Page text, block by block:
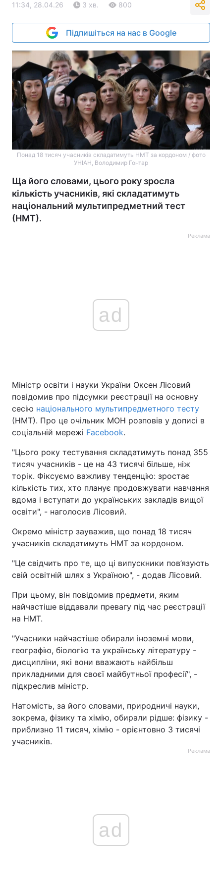
11:34, 28.04.26 3 хв. 800
Підпишіться на нас в Google
Понад 18 тисяч учасників складатимуть НМТ за кордоном / фото
УНІАН, Володимир Гонтар
Ща його словами, цього року зросла
кількість учасників, які складатимуть
національний мультипредметний тест
(НМТ).
Реклама
ad
Міністр освіти і науки України Оксен Лісовий
повідомив про підсумки реєстрації на основну
сесію національного мультипредметного тесту
(НМТ). Про це очільник МОН розповів у дописі в
соціальній мережі Facebook.
"Цього року тестування складатимуть понад 355
тисяч учасників - це на 43 тисячі більше, ніж
торік. Фіксуємо важливу тенденцію: зростає
кількість тих, хто планує продовжувати навчання
вдома і вступати до українських закладів вищої
освіти", - наголосив Лісовий.
Окремо міністр зауважив, що понад 18 тисяч
учасників складатимуть НМТ за кордоном.
"Це свідчить про те, що ці випускники пов’язують
свій освітній шлях з Україною", - додав Лісовий.
При цьому, він повідомив предмети, яким
найчастіше віддавали превагу під час реєстрації
на НМТ.
"Учасники найчастіше обирали іноземні мови,
географію, біологію та українську літературу -
дисципліни, які вони вважають найбільш
прикладними для своєї майбутньої професії", -
підкреслив міністр.
Натомість, за його словами, природничі науки,
зокрема, фізику та хімію, обирали рідше: фізику -
приблизно 11 тисяч, хімію - орієнтовно 3 тисячі
учасників.
Реклама
ad